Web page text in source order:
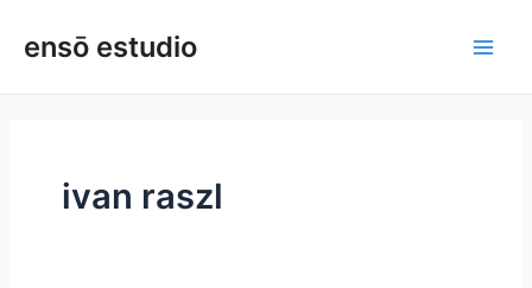
ensō estudio
ivan raszl